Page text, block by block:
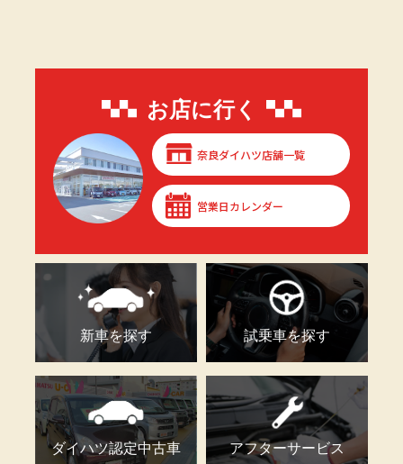
お店に行く
奈良ダイハツ店舗一覧
営業日カレンダー
新車を探す 試乗車を探す
ダイハツ認定中古車 アフターサービス